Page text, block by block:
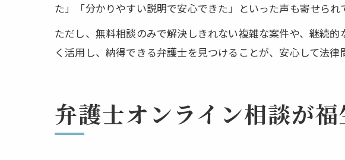
た」「分かりやすい説明で安心できた」といった声も寄せられ
ただし、無料相談のみで解決しきれない複雑な案件や、継続
く活用し、納得できる弁護士を見つけることが、安心して法律
弁護士オンライン相談が